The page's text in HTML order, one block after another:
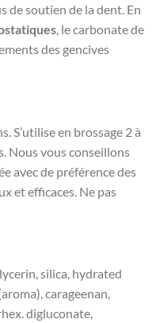
de soutien de la dent. En
, le carbonate de
des gencives
S’utilise en brossage 2 à
Nous vous conseillons
avec de préférence des
et efficaces. Ne pas
silica, hydrated
carageenan,
digluconate,